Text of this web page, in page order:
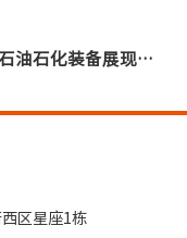
开展首日,人气爆棚! 第25届中国国际石油石化装备展现场直击！
区星座1栋